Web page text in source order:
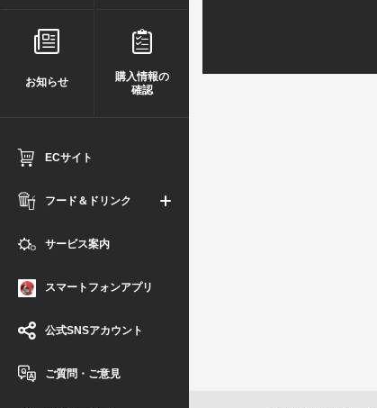
お知らせ
購入情報の
確認
ECサイト
フード＆ドリンク
サービス案内
スマートフォンアプリ
公式SNSアカウント
ご質問・ご意見